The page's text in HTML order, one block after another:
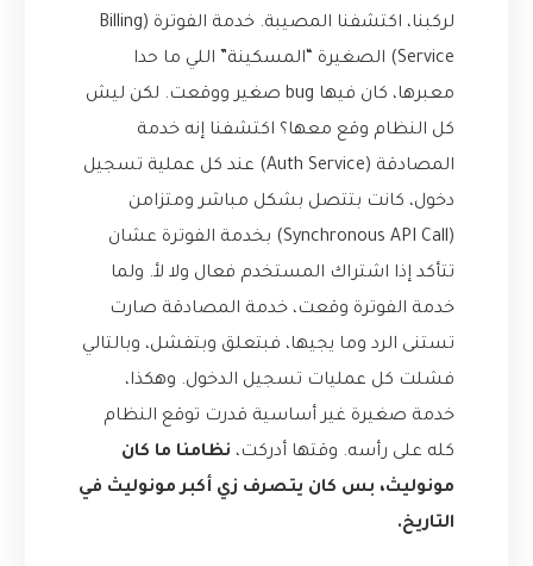
لركبنا، اكتشفنا المصيبة. خدمة الفوترة (Billing
Service) الصغيرة “المسكينة” اللي ما حدا
معبرها، كان فيها bug صغير ووقعت. لكن ليش
كل النظام وقع معها؟ اكتشفنا إنه خدمة
المصادقة (Auth Service) عند كل عملية تسجيل
دخول، كانت بتتصل بشكل مباشر ومتزامن
(Synchronous API Call) بخدمة الفوترة عشان
تتأكد إذا اشتراك المستخدم فعال ولا لأ. ولما
خدمة الفوترة وقعت، خدمة المصادقة صارت
تستنى الرد وما يجيها، فبتعلق وبتفشل، وبالتالي
فشلت كل عمليات تسجيل الدخول. وهكذا،
خدمة صغيرة غير أساسية قدرت توقع النظام
كله على رأسه. وقتها أدركت، نظامنا ما كان
مونوليث، بس كان يتصرف زي أكبر مونوليث في
التاريخ.